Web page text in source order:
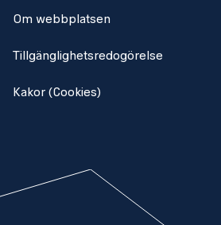
Om webbplatsen
Tillgänglighetsredogörelse
Kakor (Cookies)